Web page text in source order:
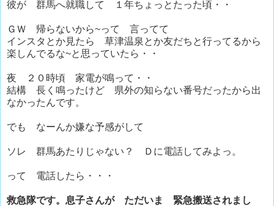
彼が 群馬へ就職して １年ちょっとたった頃・・
ＧＷ 帰らないから~って 言ってて
インスタとか見たら 草津温泉とか友だちと行ってるから
楽しんでるな~と思っていたら・・
夜 ２０時頃 家電が鳴って・・
結構 長く鳴ったけど 県外の知らない番号だったから出
なかったんです。
でも なーんか嫌な予感がして
ソレ 群馬あたりじゃない？ Ｄに電話してみよっ。
って 電話したら・・・
救急隊です。息子さんが ただいま 緊急搬送されまし